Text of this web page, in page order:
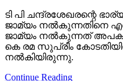
ടി പി ചന്ദ്രശേഖരന്റെ
ജാമ്യം നല്‍കുന്നതിനെ
ജാമ്യം നല്‍കുന്നത്
കെ രമ സുപ്രീം
നല്‍കിയിരുന്നു.
Continue Reading